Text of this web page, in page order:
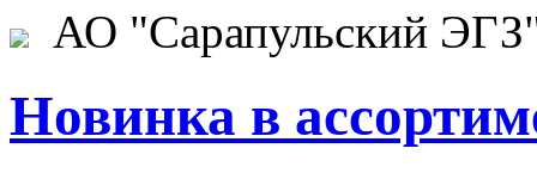
АО "Сарапульский
Новинка в